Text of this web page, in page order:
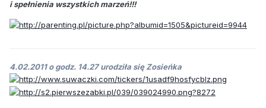
i spełnienia wszystkich marzeń!!!
4.02.2011 o godz. 14.27 urodziła się Zosieńka